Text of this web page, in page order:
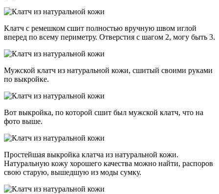
Клатч с ремешком сшит полностью вручную швом иглой
вперед по всему периметру. Отверстия с шагом 2, могу быть 3.
Мужской клатч из натуральной кожи, сшитый своими руками
по выкройке.
Вот выкройка, по которой сшит был мужской клатч, что на
фото выше.
Простейшая выкройка клатча из натуральной кожи.
Натуральную кожу хорошего качества можно найти, распоров
свою старую, вышедшую из моды сумку.